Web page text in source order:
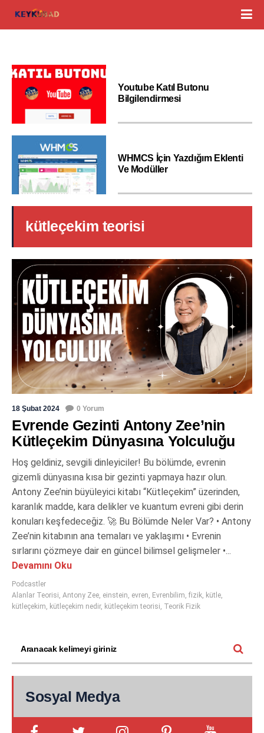
Youtube Katıl Butonu
Bilgilendirmesi
WHMCS İçin Yazdığım Eklenti
Ve Modüller
kütleçekim teorisi
18 Şubat 2024 0 Yorum
Evrende Gezinti Antony Zee’nin
Kütleçekim Dünyasına Yolculuğu
Hoş geldiniz, sevgili dinleyiciler! Bu bölümde, evrenin
gizemli dünyasına kısa bir gezinti yapmaya hazır olun.
Antony Zee’nin büyüleyici kitabı “Kütleçekim” üzerinden,
karanlık madde, kara delikler ve kuantum evreni gibi derin
konuları keşfedeceğiz. 🚀 Bu Bölümde Neler Var? • Antony
Zee’nin kitabının ana temaları ve yaklaşımı • Evrenin
sırlarını çözmeye dair en güncel bilimsel gelişmeler •...
Devamını Oku
Podcastler
Alanlar Teorisi, Antony Zee, einstein, evren, Evrenbilim, fizik, kütle,
kütleçekim, kütleçekim nedir, kütleçekim teorisi, Teorik Fizik
Sosyal Medya